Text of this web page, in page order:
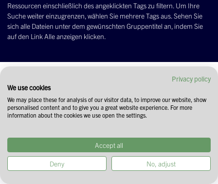
Ressourcen einschließlich des angeklickten Tags zu filtern. Um Ihre
Suche weiter einzugrenzen, wählen Sie mehrere Tags aus. Sehen Sie
sich alle Dateien unter dem gewünschten Gruppentitel an, indem Sie
auf den Link Alle anzeigen klicken.
Privacy policy
We use cookies
We may place these for analysis of our visitor data, to improve our website, show
personalised content and to give you a great website experience. For more
information about the cookies we use open the settings.
Accept all
Deny No, adjust